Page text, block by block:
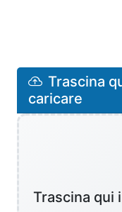
Trascina
caricare
Trascina qui